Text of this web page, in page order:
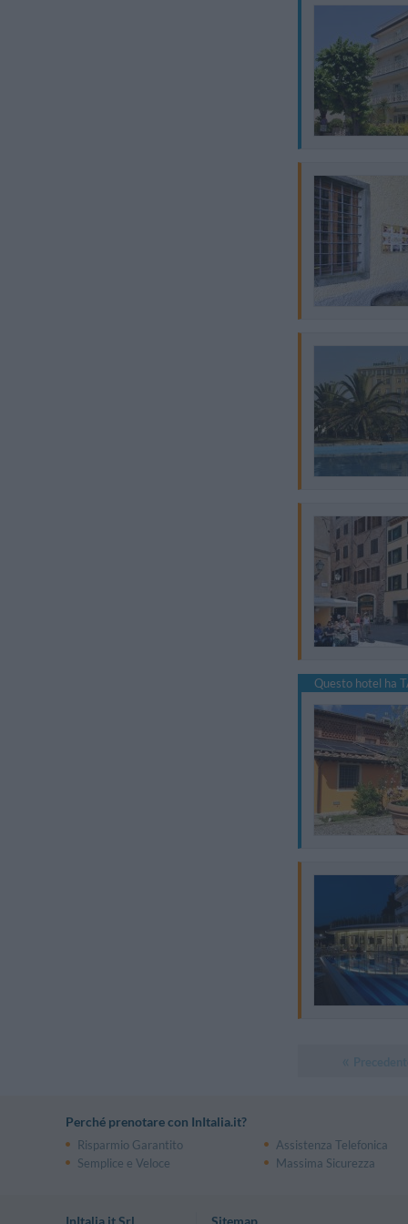
Questo hotel ha
Perché prenotare con InItalia.it?
Risparmio Garantito Assistenza Telefonica
Semplice e Veloce
Massima Sicurezza
InItalia.it Srl Sitemap